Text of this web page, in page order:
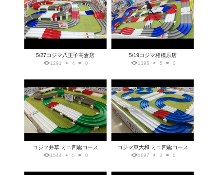
5/27コジマ八王子高倉店
1291 4 0
5/19コジマ相模原店
1395 5 0
コジマ井草 ミニ四駆コース
1544 5 0
コジマ東大和 ミニ四駆コース
1697 3 0